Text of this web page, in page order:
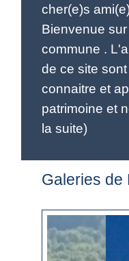
cher(e)s
Bienvenue
commune .
de ce site
connaitre et
patrimoine et
la suite)
Galeries de